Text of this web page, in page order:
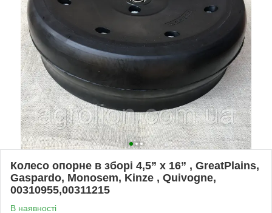
Колесо опорне в зборі 4,5” x 16” , GreatPlains,
Gaspardo, Monosem, Kinze , Quivogne,
00310955,00311215
В наявності